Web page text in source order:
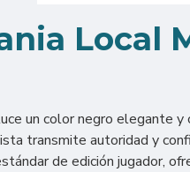
Local
un color negro elegante
transmite autoridad y
de edición jugador,